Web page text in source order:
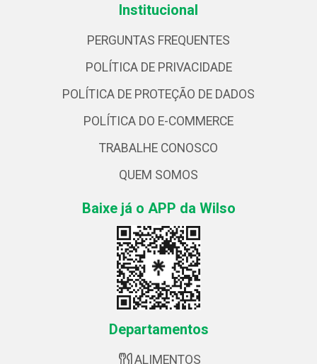
Institucional
PERGUNTAS FREQUENTES
POLÍTICA DE PRIVACIDADE
POLÍTICA DE PROTEÇÃO DE DADOS
POLÍTICA DO E-COMMERCE
TRABALHE CONOSCO
QUEM SOMOS
Baixe já o APP da Wilso
Departamentos
ALIMENTOS